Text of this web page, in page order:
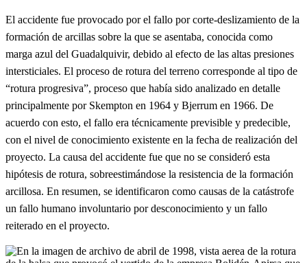
El accidente fue provocado por el fallo por corte-deslizamiento de la
formación de arcillas sobre la que se asentaba, conocida como
marga azul del Guadalquivir, debido al efecto de las altas presiones
intersticiales. El proceso de rotura del terreno corresponde al tipo de
“rotura progresiva”, proceso que había sido analizado en detalle
principalmente por Skempton en 1964 y Bjerrum en 1966. De
acuerdo con esto, el fallo era técnicamente previsible y predecible,
con el nivel de conocimiento existente en la fecha de realización del
proyecto. La causa del accidente fue que no se consideró esta
hipótesis de rotura, sobreestimándose la resistencia de la formación
arcillosa. En resumen, se identificaron como causas de la catástrofe
un fallo humano involuntario por desconocimiento y un fallo
reiterado en el proyecto.